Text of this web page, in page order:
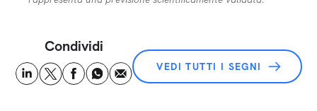
Condividi
VEDI TUTTI I SEGNI